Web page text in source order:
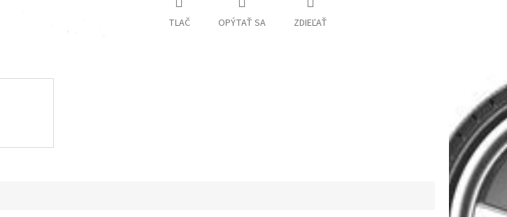
TLAČ OPÝTAŤ SA ZDIEĽAŤ